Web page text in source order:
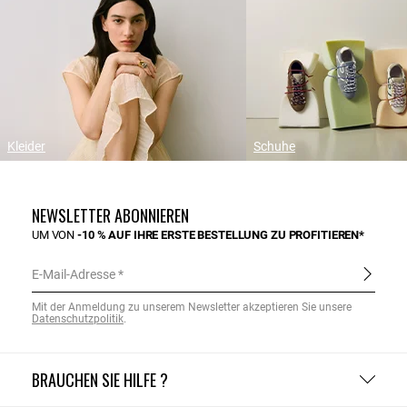
Kleider Schuhe
BRAUCHEN SIE HILFE ?
NEWSLETTER ABONNIEREN
UM VON-10 % AUF IHRE ERSTE BESTELLUNG ZU PROFITIEREN*
E-Mail-Adresse
Mit der Anmeldung zu unserem Newsletter akzeptieren Sie unsere
Datenschutzpolitik.